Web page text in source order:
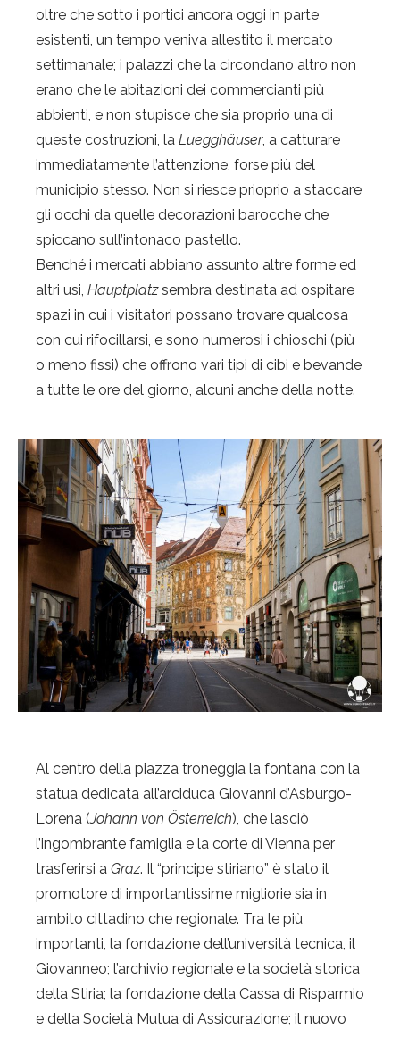
oltre che sotto i portici ancora oggi in parte
esistenti, un tempo veniva allestito il mercato
settimanale; i palazzi che la circondano altro non
erano che le abitazioni dei commercianti più
abbienti, e non stupisce che sia proprio una di
queste costruzioni, la Luegghäuser, a catturare
immediatamente l’attenzione, forse più del
municipio stesso. Non si riesce prioprio a staccare
gli occhi da quelle decorazioni barocche che
spiccano sull’intonaco pastello.
Benché i mercati abbiano assunto altre forme ed
altri usi, Hauptplatzsembra destinata ad ospitare
spazi in cui i visitatori possano trovare qualcosa
con cui rifocillarsi, e sono numerosi i chioschi (più
o meno fissi) che offrono vari tipi di cibi e bevande
a tutte le ore del giorno, alcuni anche della notte.
Al centro della piazza troneggia la fontana con la
statua dedicata all’arciduca Giovanni d’Asburgo-
Lorena (Johann von Österreich), che lasciò
l’ingombrante famiglia e la corte di Vienna per
trasferirsi a Graz. Il “principe stiriano” è stato il
promotore di importantissime migliorie sia in
ambito cittadino che regionale. Tra le più
importanti, la fondazione dell’università tecnica, il
Giovanneo; l’archivio regionale e la società storica
della Stiria; la fondazione della Cassa di Risparmio
e della Società Mutua di Assicurazione; il nuovo